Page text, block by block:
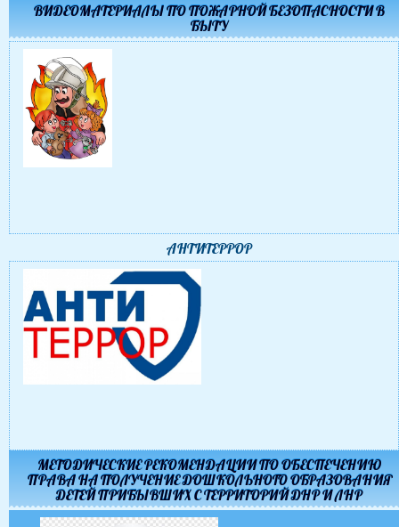
ВИДЕОМАТЕРИАЛЫ ПО ПОЖАРНОЙ БЕЗОПАСНОСТИ В
БЫТУ
АНТИТЕРРОР
МЕТОДИЧЕСКИЕ РЕКОМЕНДАЦИИ ПО ОБЕСПЕЧЕНИЮ
ПРАВА НА ПОЛУЧЕНИЕ ДОШКОЛЬНОГО ОБРАЗОВАНИЯ
ДЕТЕЙ ПРИБЫВШИХ С ТЕРРИТОРИЙ ДНР И ЛНР